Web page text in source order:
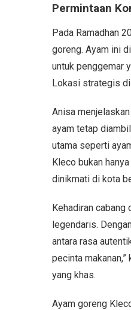
Permintaan
Pada Ramadhan
goreng. Ayam ini
untuk penggemar
Lokasi strategis di
Anisa
ayam tetap
utama seperti
Kleco bukan
dinikmati di kota
Kehadiran
legendaris.
antara rasa
pecinta
yang khas.
Ayam goreng